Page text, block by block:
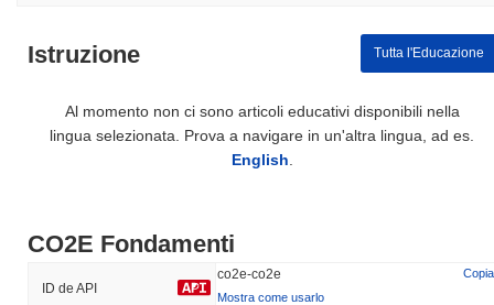
Istruzione Tutta l'Educazione
Al momento non ci sono articoli educativi disponibili nella
lingua selezionata. Prova a navigare in un'altra lingua, ad es.
English
CO2E Fondamenti
ID de API
co2e-co2e
Copia
Mostra come usarlo